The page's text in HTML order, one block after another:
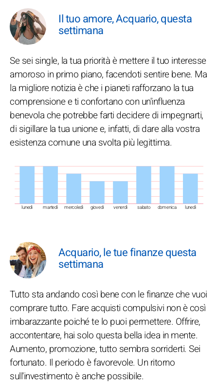
Il tuo amore, Acquario, questa
settimana
lunedì martedì mercoledì giovedì venerdì sabato domenica lunedì
Se sei single, la tua priorità è mettere il tuo interesse
amoroso in primo piano, facendoti sentire bene. Ma
la migliore notizia è che i pianeti rafforzano la tua
comprensione e ti confortano con un'influenza
benevola che potrebbe farti decidere di impegnarti,
di sigillare la tua unione e, infatti, di dare alla vostra
esistenza comune una svolta più legittima.
Acquario, le tue finanze questa
settimana
Tutto sta andando così bene con le finanze che vuoi
comprare tutto. Fare acquisti compulsivi non è così
imbarazzante poiché te lo puoi permettere. Offrire,
accontentare, hai solo questa bella idea in mente.
Aumento, promozione, tutto sembra sorriderti. Sei
fortunato. Il periodo è favorevole. Un ritorno
sull'investimento è anche possibile.